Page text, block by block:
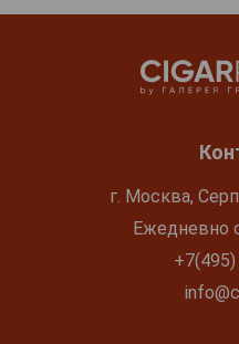
г. Москва,
Ежедневно